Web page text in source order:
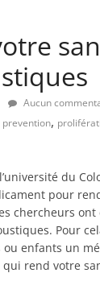
Aucun
prevention,
du
pour
chercheurs
Pour
ou enfants un
qui rend votre